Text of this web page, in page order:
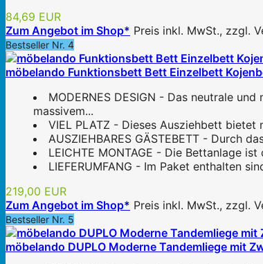
84,69 EUR
Zum Angebot im Shop* Preis inkl. MwSt., zzgl.
Bestseller Nr. 4
möbelando Funktionsbett Bett Einzelbett
MODERNES DESIGN - Das neutrale
massivem...
VIEL PLATZ - Dieses Ausziehbett
AUSZIEHBARES GÄSTEBETT - Durch
LEICHTE MONTAGE - Die Bettanlage
LIEFERUMFANG - Im Paket enthalten
219,00 EUR
Zum Angebot im Shop* Preis inkl. MwSt., zzgl.
Bestseller Nr. 5
möbelando DUPLO Moderne Tandemliege mit